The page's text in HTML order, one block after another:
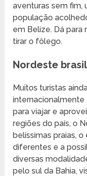
aventuras sem fim,
população
em Belize. Dá para
tirar o fôlego.
Nordeste
Muitos turistas
internacionalmente
para viajar e
regiões do país, o
belíssimas praias,
diferentes e a
diversas
pelo sul da Bahia,